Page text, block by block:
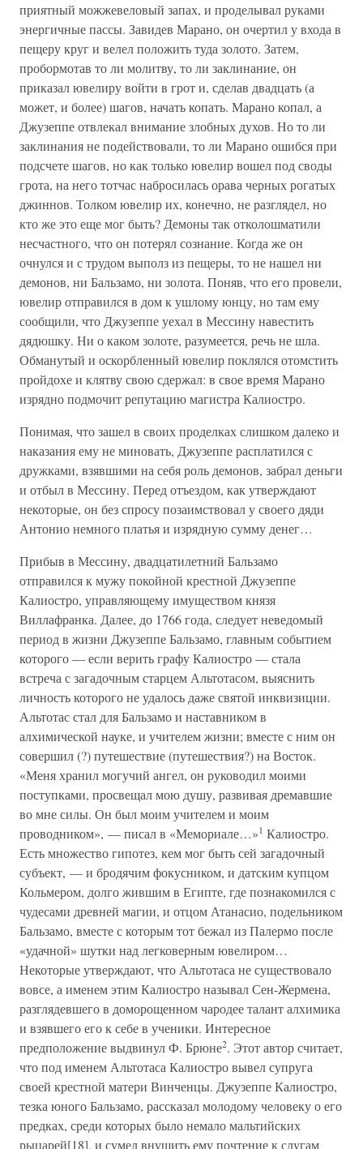
приятный можжевеловый запах, и проделывал руками
энергичные пассы. Завидев Марано, он очертил у входа в
пещеру круг и велел положить туда золото. Затем,
пробормотав то ли молитву, то ли заклинание, он
приказал ювелиру войти в грот и, сделав двадцать (а
может, и более) шагов, начать копать. Марано копал, а
Джузеппе отвлекал внимание злобных духов. Но то ли
заклинания не подействовали, то ли Марано ошибся при
подсчете шагов, но как только ювелир вошел под своды
грота, на него тотчас набросилась орава черных рогатых
джиннов. Толком ювелир их, конечно, не разглядел, но
кто же это еще мог быть? Демоны так отколошматили
несчастного, что он потерял сознание. Когда же он
очнулся и с трудом выполз из пещеры, то не нашел ни
демонов, ни Бальзамо, ни золота. Поняв, что его провели,
ювелир отправился в дом к ушлому юнцу, но там ему
сообщили, что Джузеппе уехал в Мессину навестить
дядюшку. Ни о каком золоте, разумеется, речь не шла.
Обманутый и оскорбленный ювелир поклялся отомстить
пройдохе и клятву свою сдержал: в свое время Марано
изрядно подмочит репутацию магистра Калиостро.
Понимая, что зашел в своих проделках слишком далеко и
наказания ему не миновать, Джузеппе расплатился с
дружками, взявшими на себя роль демонов, забрал деньги
и отбыл в Мессину. Перед отъездом, как утверждают
некоторые, он без спросу позаимствовал у своего дяди
Антонио немного платья и изрядную сумму денег…
Прибыв в Мессину, двадцатилетний Бальзамо
отправился к мужу покойной крестной Джузеппе
Калиостро, управляющему имуществом князя
Виллафранка. Далее, до 1766 года, следует неведомый
период в жизни Джузеппе Бальзамо, главным событием
которого — если верить графу Калиостро — стала
встреча с загадочным старцем Альтотасом, выяснить
личность которого не удалось даже святой инквизиции.
Альтотас стал для Бальзамо и наставником в
алхимической науке, и учителем жизни; вместе с ним он
совершил (?) путешествие (путешествия?) на Восток.
«Меня хранил могучий ангел, он руководил моими
поступками, просвещал мою душу, развивая дремавшие
во мне силы. Он был моим учителем и моим
проводником», — писал в «Мемориале…»1 Калиостро.
Есть множество гипотез, кем мог быть сей загадочный
субъект, — и бродячим фокусником, и датским купцом
Кольмером, долго жившим в Египте, где познакомился с
чудесами древней магии, и отцом Атанасио, подельником
Бальзамо, вместе с которым тот бежал из Палермо после
«удачной» шутки над легковерным ювелиром…
Некоторые утверждают, что Альтотаса не существовало
вовсе, а именем этим Калиостро называл Сен-Жермена,
разглядевшего в доморощенном чародее талант алхимика
и взявшего его к себе в ученики. Интересное
предположение выдвинул Ф. Брюне2. Этот автор считает,
что под именем Альтотаса Калиостро вывел супруга
своей крестной матери Винченцы. Джузеппе Калиостро,
тезка юного Бальзамо, рассказал молодому человеку о его
предках, среди которых было немало мальтийских
рыцарей[18], и сумел внушить ему почтение к слугам